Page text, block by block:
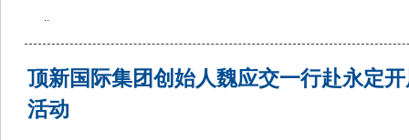
..
顶新国际集团创始人魏应交一行赴永定
活动